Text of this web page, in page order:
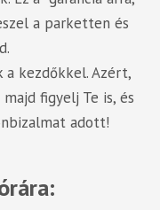
a parketten és
a kezdőkkel. Azért,
figyelj Te is, és
adott!